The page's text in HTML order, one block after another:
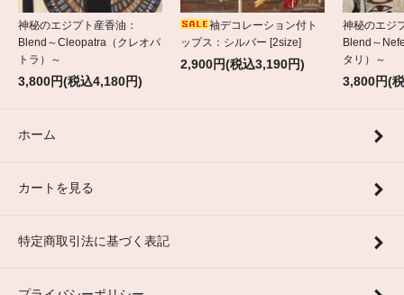
神秘のエジプト産香油：
Blend～Cleopatra（クレオパ
トラ）～
3,800円(税込4,180円)
袖デコレーション付ト
ップス：シルバー [2size]
2,900円(税込3,190円)
神秘のエジ
Blend～
タリ）～
3,800円(
ホーム
カートを見る
特定商取引法に基づく表記